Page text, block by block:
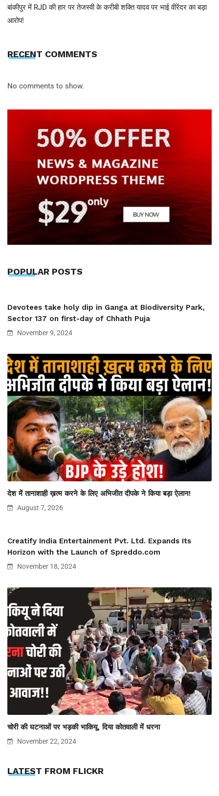
बांकीपुर में RJD की हार पर तेजस्वी के करीबी शक्ति यादव पर भाई वीरेंदर का बड़ा
आरोप!
RECENT COMMENTS
No comments to show.
POPULAR POSTS
Devotees take holy dip in Ganga at Biodiversity Park,
Sector 137 on first-day of Chhath Puja
November 9, 2024
देश में तानाशाही ख़त्म करने के लिए अभिजीत दीपके ने किया बड़ा ऐलान!
August 7, 2026
Creatify India Entertainment Pvt. Ltd. Expands Its
Horizon with the Launch of Spreddo.com
November 18, 2024
चोरी की घटनाओं पर भड़की भाकियू, दिया कोतवाली में धरना
November 22, 2024
LATEST FROM FLICKR